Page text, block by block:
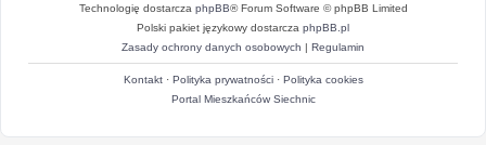
Technologię dostarcza phpBB® Forum Software © phpBB Limited
Polski pakiet językowy dostarcza phpBB.pl
Zasady ochrony danych osobowych | Regulamin
Kontakt· Polityka prywatności· Polityka cookies
Portal Mieszkańców Siechnic